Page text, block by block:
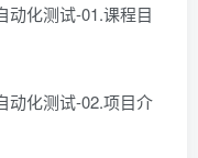
动化测试-01.课程目
动化测试-02.项目介